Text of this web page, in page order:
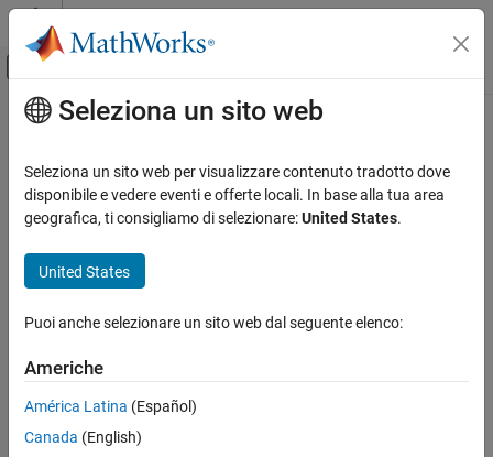
Vai al contenuto
Attiva/disattiva menu di navigazione
Pagina iniziale della documentazione
Contenuto principale
Seleziona un sito web
Seleziona un sito web per visualizzare contenuto tradotto dove
disponibile e vedere eventi e offerte locali. In base alla tua area
geografica, ti consigliamo di selezionare:United States.
United States
Puoi anche selezionare un sito web dal seguente elenco:
Americhe
América Latina (Español)
Canada (English)